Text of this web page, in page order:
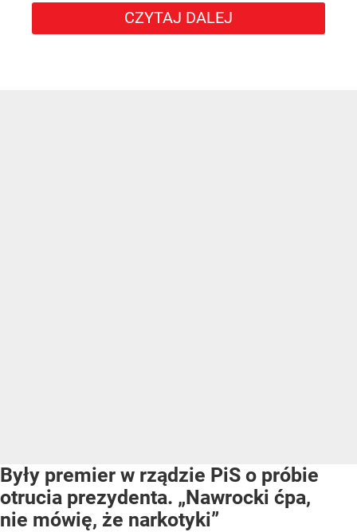
CZYTAJ DALEJ
Były premier w rządzie PiS o próbie
otrucia prezydenta. „Nawrocki ćpa,
nie mówię, że narkotyki”